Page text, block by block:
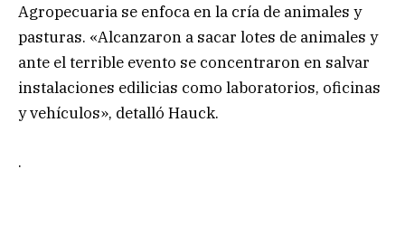
Agropecuaria se enfoca en la cría de animales y
pasturas. «Alcanzaron a sacar lotes de animales y
ante el terrible evento se concentraron en salvar
instalaciones edilicias como laboratorios, oficinas
y vehículos», detalló Hauck.
.